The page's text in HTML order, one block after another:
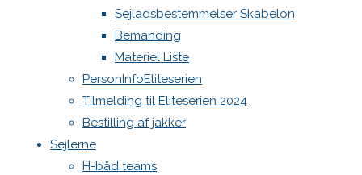
Sejladsbestemmelser Skabelon
Bemanding
Materiel Liste
PersonInfoEliteserien
Tilmelding til Eliteserien 2024
Bestilling af jakker
Sejlerne
H-båd teams
"dm2020_ss2
dm2020_ss2 (154)
dm2020_ss2 (153)